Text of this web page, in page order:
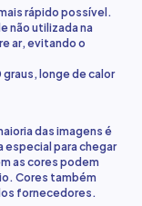
rápido possível.
não utilizada na
ar, evitando o
longe de calor
das imagens é
especial para chegar
as cores podem
Cores também
fornecedores.